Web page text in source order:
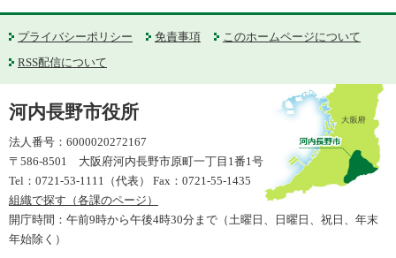
プライバシーポリシー 免責事項
このホームページについて
RSS配信について
河内長野市役所
法人番号：6000020272167
〒586-8501 大阪府河内長野市原町一丁目1番1号
Tel：0721-53-1111（代表） Fax：0721-55-1435
組織で探す（各課のページ）
開庁時間：午前9時から午後4時30分まで（土曜日、日曜日、祝日、年末
年始除く）